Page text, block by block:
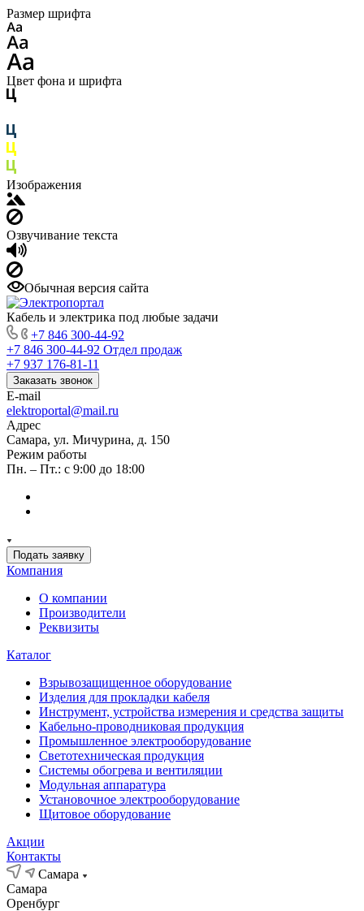
Размер шрифта
Цвет фона и шрифта
Изображения
Озвучивание текста
Обычная версия сайта
Кабель и электрика под любые задачи
+7 846 300-44-92
+7 846 300-44-92 Отдел продаж
+7 937 176-81-11
Заказать звонок
E-mail
elektroportal@mail.ru
Адрес
Самара, ул. Мичурина, д. 150
Режим работы
Пн. – Пт.: с 9:00 до 18:00
Подать заявку
Компания
О компании
Производители
Реквизиты
Каталог
Взрывозащищенное оборудование
Изделия для прокладки кабеля
Инструмент, устройства измерения и средства защиты
Кабельно-проводниковая продукция
Промышленное электрооборудование
Светотехническая продукция
Системы обогрева и вентиляции
Модульная аппаратура
Установочное электрооборудование
Щитовое оборудование
Акции
Контакты
Самара
Самара
Оренбург